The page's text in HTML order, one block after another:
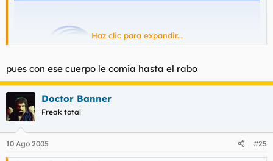
Si mi memoria no me falla esta es un shemalo.
Haz clic para expandir...
pues con ese cuerpo le comia hasta el rabo
Doctor Banner
Freak total
10 Ago 2005 #25